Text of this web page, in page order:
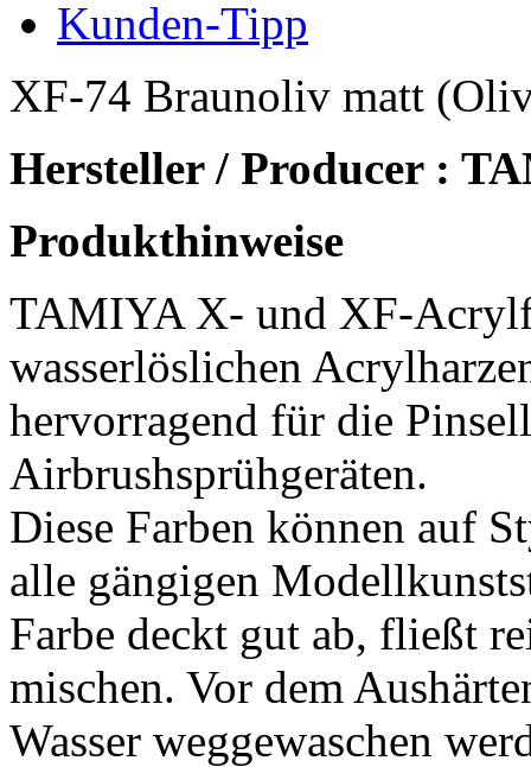
Kunden-Tipp
XF-74 Braunoliv matt
Hersteller / Producer :
Produkthinweise
TAMIYA X- und XF-
wasserlöslichen
hervorragend für die
Airbrushsprühgeräten.
Diese Farben können auf
alle gängigen
Farbe deckt gut ab, fließt
mischen. Vor dem
Wasser weggewaschen